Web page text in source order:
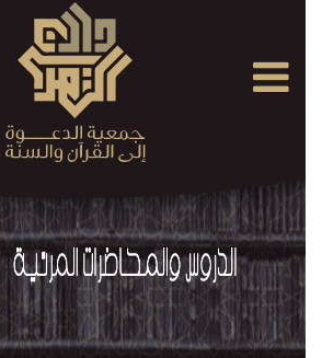
الدروس
والمحاضرات
المسموعة
الدروس